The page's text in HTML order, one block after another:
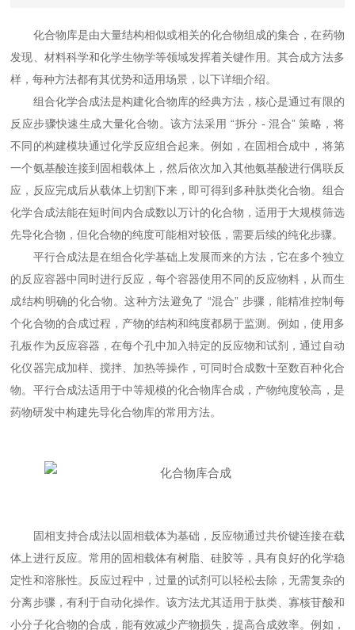
化合物库是由大量结构相似或相关的化合物组成的集合，在药物
发现、材料科学和化学生物学等领域发挥着关键作用。其合成方法多
样，每种方法都有其优势和适用场景，以下详细介绍。​
组合化学合成法是构建化合物库的经典方法，核心是通过有限的
反应步骤快速生成大量化合物。该方法采用 “拆分 - 混合” 策略，将
不同的构建模块通过化学反应组合起来。例如，在固相合成中，将第
一个氨基酸连接到固相载体上，然后依次加入其他氨基酸进行偶联反
应，反应完成后从载体上切割下来，即可得到多种肽类化合物。组合
化学合成法能在短时间内合成数以万计的化合物，适用于大规模筛选
先导化合物，但化合物的纯度可能相对较低，需要后续的纯化步骤。​
平行合成法是在组合化学基础上发展而来的方法，它在多个独立
的反应容器中同时进行反应，每个容器使用不同的反应物料，从而生
成结构明确的化合物。这种方法避免了 “混合” 步骤，能精准控制每
个化合物的合成过程，产物的结构和纯度都易于监测。例如，使用多
孔板作为反应容器，在每个孔中加入特定的反应物和试剂，通过自动
化仪器完成加样、搅拌、加热等操作，可同时合成数十至数百种化合
物。平行合成法适用于中等规模的化合物库合成，产物纯度较高，是
药物研发中构建先导化合物库的常用方法。​
固相支持合成法以固相载体为基础，反应物通过共价键连接在载
体上进行反应。常用的固相载体有树脂、硅胶等，具有良好的化学稳
定性和溶胀性。反应过程中，过量的试剂可以轻松去除，无需复杂的
分离步骤，有利于自动化操作。该方法尤其适用于肽类、寡核苷酸和
小分子化合物的合成，能有效减少产物损失，提高合成效率。例如，